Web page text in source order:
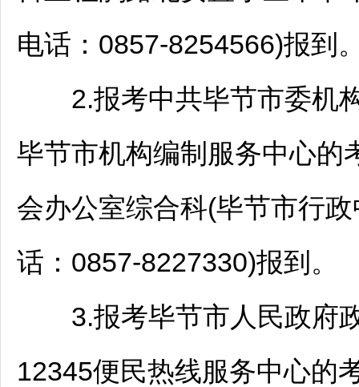
电话：0857-8254566)报到
2.报考中共毕节市委机
毕节市机构编制服务中心的
会办公室综合科(毕节市行
话：0857-8227330)报到。
3.报考毕节市人民政府
12345便民热线服务中心的